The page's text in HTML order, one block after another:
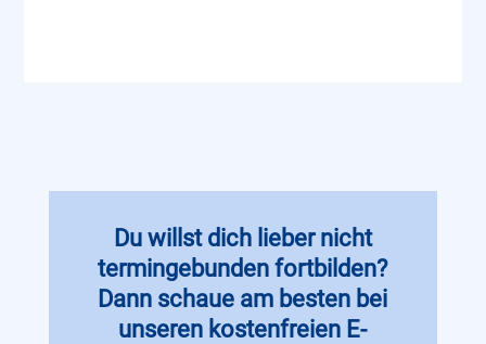
Du willst dich lieber nicht
termingebunden fortbilden?
Dann schaue am besten bei
unseren kostenfreien E-